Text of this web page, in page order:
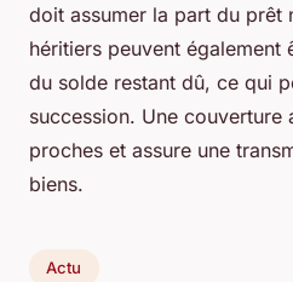
doit assumer la part du prêt
héritiers peuvent également
du solde restant dû, ce qui
succession. Une couverture
proches et assure une
biens.
Actu